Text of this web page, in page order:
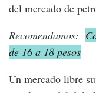
del mercado de
Recomendamos:
de 16 a 18 pesos
Un mercado libre